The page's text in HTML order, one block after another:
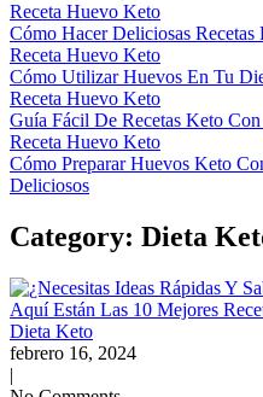
Receta Huevo Keto
Cómo Hacer Deliciosas
Receta Huevo Keto
Cómo Utilizar Huevos En Tu
Receta Huevo Keto
Guía Fácil De Recetas Keto
Receta Huevo Keto
Cómo Preparar Huevos Keto
Deliciosos
Category: Dieta
Dieta Keto
febrero 16, 2024
|